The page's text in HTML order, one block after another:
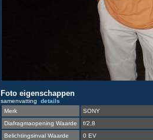
Foto eigenschappen
samenvatting details
Merk
SONY
Diafragmaopening Waarde
f/2,8
Belichtingsinval Waarde
0 EV